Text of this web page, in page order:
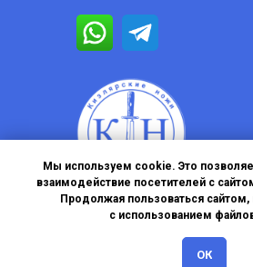
Политика в отношении обработки
Мы используем cookie. Это
взаимодействие посетителей с
Продолжая пользоваться
с использованием
ОК